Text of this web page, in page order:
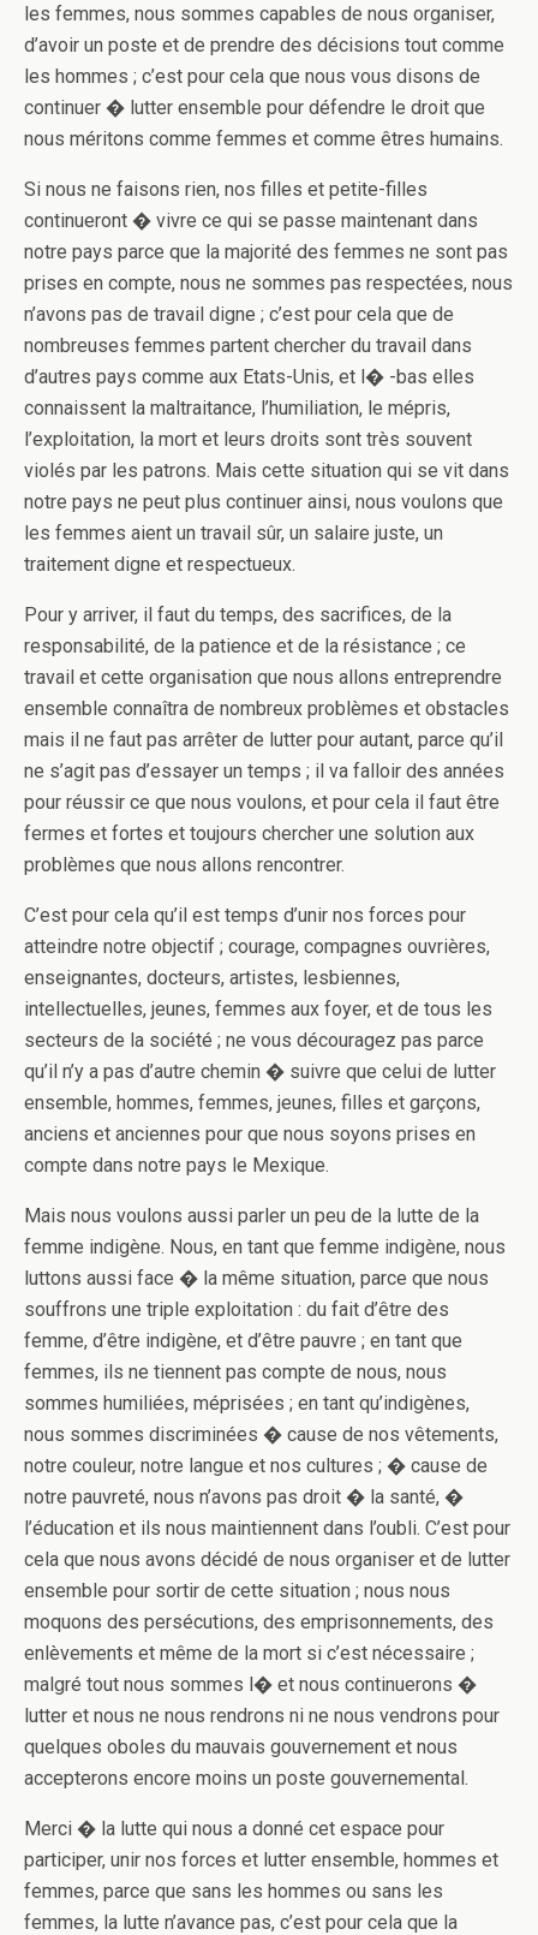
les femmes, nous sommes capables de nous organiser,
d’avoir un poste et de prendre des décisions tout comme
les hommes ; c’est pour cela que nous vous disons de
continuer � lutter ensemble pour défendre le droit que
nous méritons comme femmes et comme êtres humains.
Si nous ne faisons rien, nos filles et petite-filles
continueront � vivre ce qui se passe maintenant dans
notre pays parce que la majorité des femmes ne sont pas
prises en compte, nous ne sommes pas respectées, nous
n’avons pas de travail digne ; c’est pour cela que de
nombreuses femmes partent chercher du travail dans
d’autres pays comme aux Etats-Unis, et l� -bas elles
connaissent la maltraitance, l’humiliation, le mépris,
l’exploitation, la mort et leurs droits sont très souvent
violés par les patrons. Mais cette situation qui se vit dans
notre pays ne peut plus continuer ainsi, nous voulons que
les femmes aient un travail sûr, un salaire juste, un
traitement digne et respectueux.
Pour y arriver, il faut du temps, des sacrifices, de la
responsabilité, de la patience et de la résistance ; ce
travail et cette organisation que nous allons entreprendre
ensemble connaîtra de nombreux problèmes et obstacles
mais il ne faut pas arrêter de lutter pour autant, parce qu’il
ne s’agit pas d’essayer un temps ; il va falloir des années
pour réussir ce que nous voulons, et pour cela il faut être
fermes et fortes et toujours chercher une solution aux
problèmes que nous allons rencontrer.
C’est pour cela qu’il est temps d’unir nos forces pour
atteindre notre objectif ; courage, compagnes ouvrières,
enseignantes, docteurs, artistes, lesbiennes,
intellectuelles, jeunes, femmes aux foyer, et de tous les
secteurs de la société ; ne vous découragez pas parce
qu’il n’y a pas d’autre chemin � suivre que celui de lutter
ensemble, hommes, femmes, jeunes, filles et garçons,
anciens et anciennes pour que nous soyons prises en
compte dans notre pays le Mexique.
Mais nous voulons aussi parler un peu de la lutte de la
femme indigène. Nous, en tant que femme indigène, nous
luttons aussi face � la même situation, parce que nous
souffrons une triple exploitation : du fait d’être des
femme, d’être indigène, et d’être pauvre ; en tant que
femmes, ils ne tiennent pas compte de nous, nous
sommes humiliées, méprisées ; en tant qu’indigènes,
nous sommes discriminées � cause de nos vêtements,
notre couleur, notre langue et nos cultures ; � cause de
notre pauvreté, nous n’avons pas droit � la santé, �
l’éducation et ils nous maintiennent dans l’oubli. C’est pour
cela que nous avons décidé de nous organiser et de lutter
ensemble pour sortir de cette situation ; nous nous
moquons des persécutions, des emprisonnements, des
enlèvements et même de la mort si c’est nécessaire ;
malgré tout nous sommes l� et nous continuerons �
lutter et nous ne nous rendrons ni ne nous vendrons pour
quelques oboles du mauvais gouvernement et nous
accepterons encore moins un poste gouvernemental.
Merci � la lutte qui nous a donné cet espace pour
participer, unir nos forces et lutter ensemble, hommes et
femmes, parce que sans les hommes ou sans les
femmes, la lutte n’avance pas, c’est pour cela que la